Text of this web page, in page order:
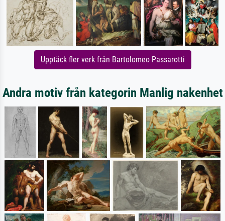
Upptäck fler verk från Bartolomeo Passarotti
Andra motiv från kategorin Manlig nakenhet